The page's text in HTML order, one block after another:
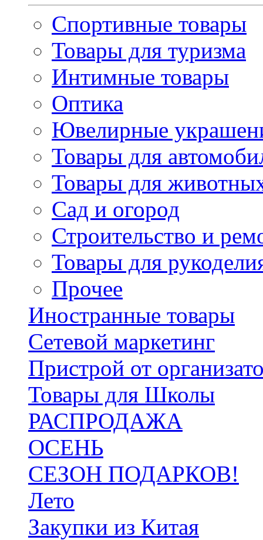
Спортивные товары
Товары для туризма
Интимные товары
Оптика
Ювелирные
Товары для
Товары для
Сад и огород
Строительство и
Товары для
Прочее
Иностранные товары
Сетевой маркетинг
Пристрой от
Товары для Школы
РАСПРОДАЖА
ОСЕНЬ
СЕЗОН ПОДАРКОВ!
Лето
Закупки из Китая